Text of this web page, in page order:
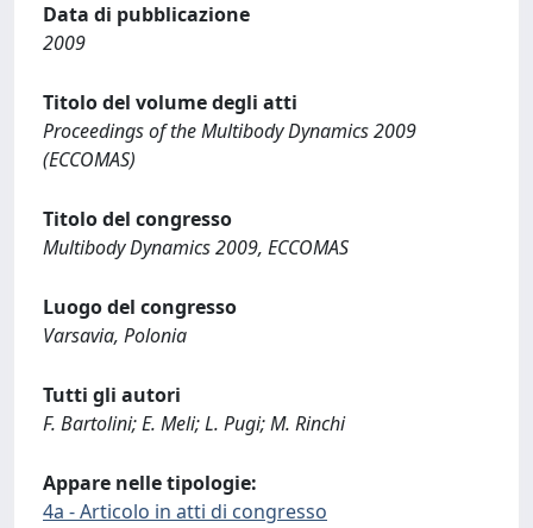
Data di pubblicazione
2009
Titolo del volume degli atti
Proceedings of the Multibody Dynamics 2009
(ECCOMAS)
Titolo del congresso
Multibody Dynamics 2009, ECCOMAS
Luogo del congresso
Varsavia, Polonia
Tutti gli autori
F. Bartolini; E. Meli; L. Pugi; M. Rinchi
Appare nelle tipologie:
4a - Articolo in atti di congresso